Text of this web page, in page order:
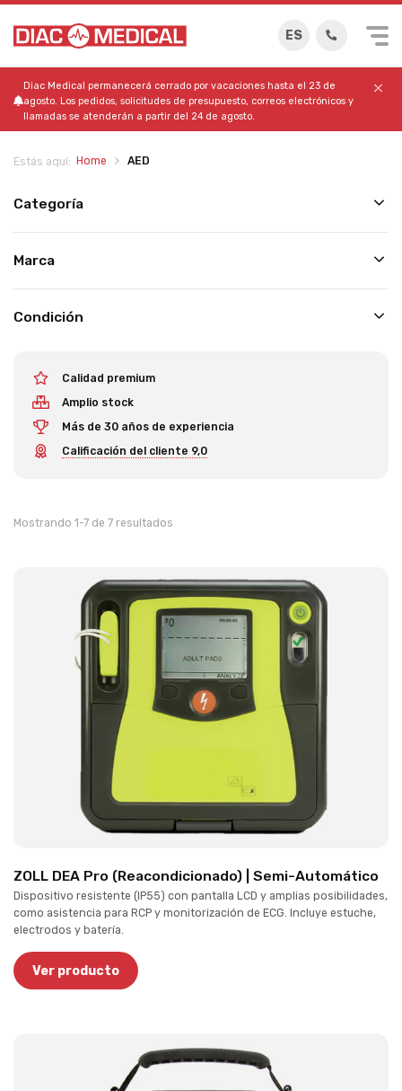
ES
Diac Medical permanecerá cerrado por vacaciones hasta el 23 de
agosto. Los pedidos, solicitudes de presupuesto, correos electrónicos y
llamadas se atenderán a partir del 24 de agosto.
Estás aquí: Home AED
Categoría
Marca
Condición
Calidad premium
Amplio stock
Más de 30 años de experiencia
Calificación del cliente 9,0
Mostrando 1-7 de 7 resultados
ZOLL DEA Pro (Reacondicionado) | Semi-Automático
Dispositivo resistente (IP55) con pantalla LCD y amplias posibilidades,
como asistencia para RCP y monitorización de ECG. Incluye estuche,
electrodos y batería.
Ver producto